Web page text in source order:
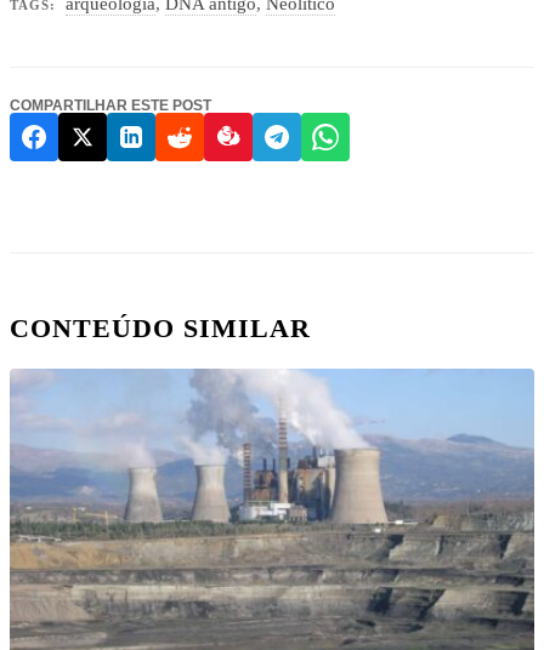
TAGS: arqueologia,DNA antigo,Neolítico
COMPARTILHAR ESTE POST
CONTEÚDO SIMILAR